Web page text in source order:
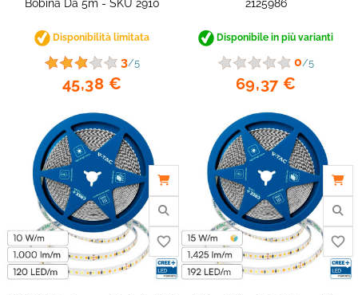
Bobina Da 5m - SKU 2910
Disponibilità limitata
3/5
45,38 €
2125986
Disponibile in più varianti
0/5
69,37 €